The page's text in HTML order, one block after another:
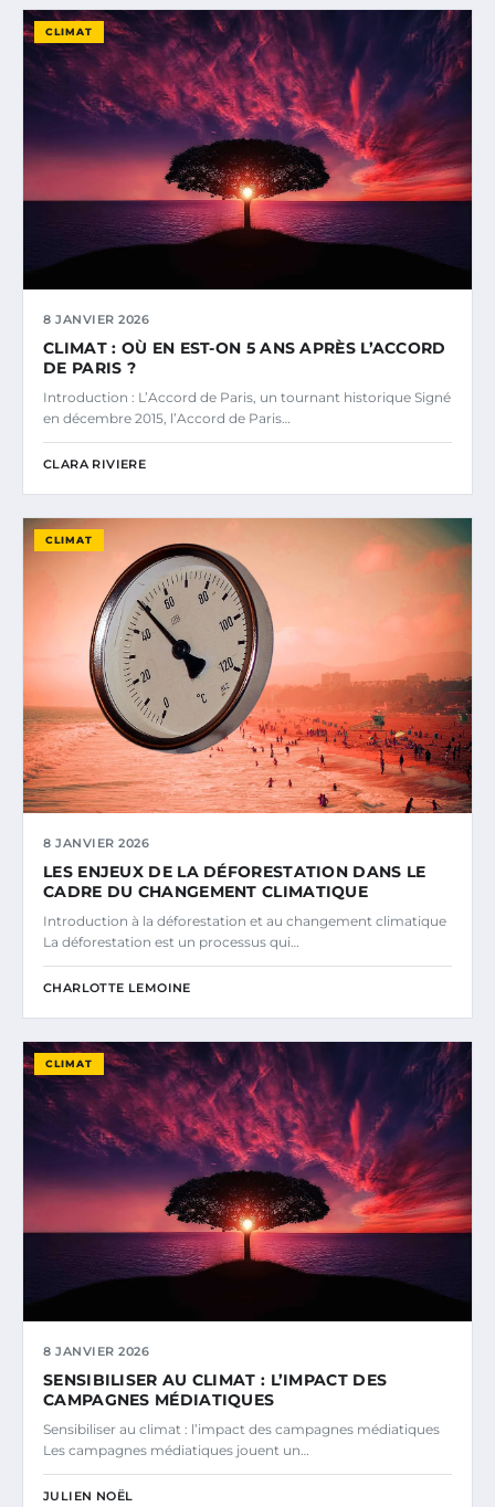
CLIMAT
8 JANVIER 2026
CLIMAT : OÙ EN EST-ON 5 ANS APRÈS L’ACCORD
DE PARIS ?
Introduction : L’Accord de Paris, un tournant historique Signé
en décembre 2015, l’Accord de Paris…
CLARA RIVIERE
CLIMAT
8 JANVIER 2026
LES ENJEUX DE LA DÉFORESTATION DANS LE
CADRE DU CHANGEMENT CLIMATIQUE
Introduction à la déforestation et au changement climatique
La déforestation est un processus qui…
CHARLOTTE LEMOINE
CLIMAT
8 JANVIER 2026
SENSIBILISER AU CLIMAT : L’IMPACT DES
CAMPAGNES MÉDIATIQUES
Sensibiliser au climat : l’impact des campagnes médiatiques
Les campagnes médiatiques jouent un…
JULIEN NOËL